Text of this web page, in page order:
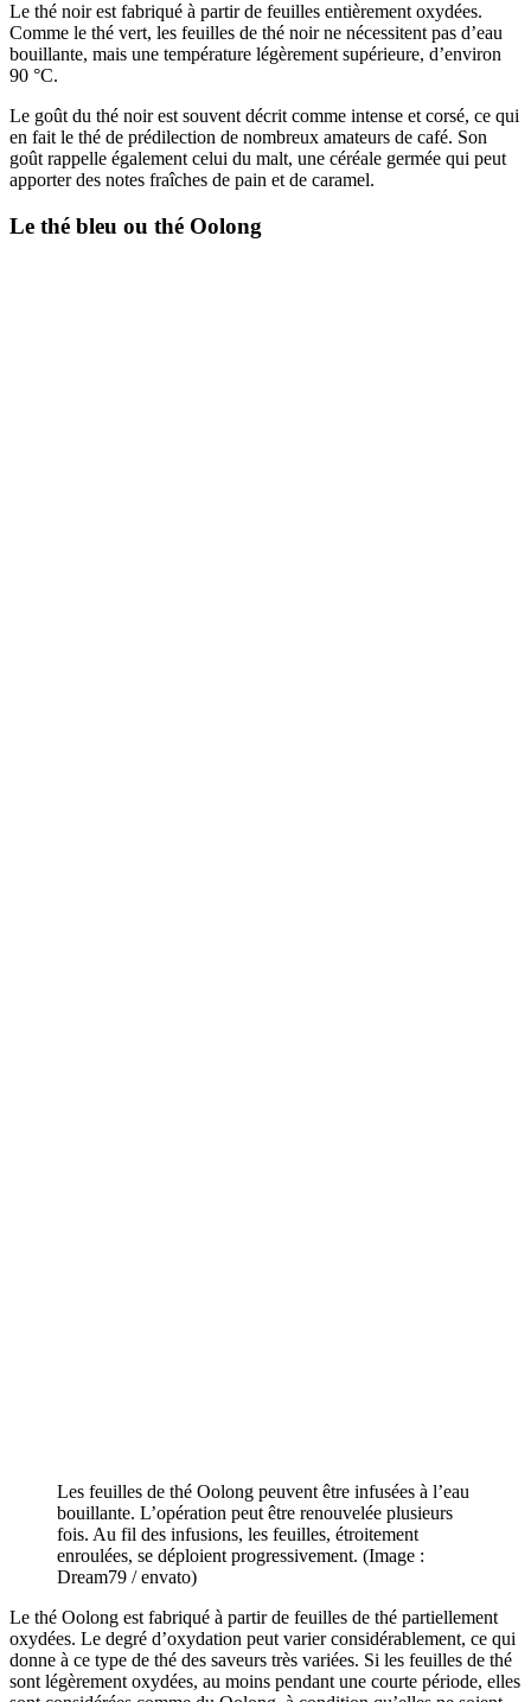
Le thé noir est fabriqué à partir de feuilles entièrement oxydées.
Comme le thé vert, les feuilles de thé noir ne nécessitent pas d’eau
bouillante, mais une température légèrement supérieure, d’environ
90 °C.
Le goût du thé noir est souvent décrit comme intense et corsé, ce qui
en fait le thé de prédilection de nombreux amateurs de café. Son
goût rappelle également celui du malt, une céréale germée qui peut
apporter des notes fraîches de pain et de caramel.
Le thé bleu ou thé Oolong
Les feuilles de thé Oolong peuvent être infusées à l’eau
bouillante. L’opération peut être renouvelée plusieurs
fois. Au fil des infusions, les feuilles, étroitement
enroulées, se déploient progressivement. (Image :
Dream79 / envato)
Le thé Oolong est fabriqué à partir de feuilles de thé partiellement
oxydées. Le degré d’oxydation peut varier considérablement, ce qui
donne à ce type de thé des saveurs très variées. Si les feuilles de thé
sont légèrement oxydées, au moins pendant une courte période, elles